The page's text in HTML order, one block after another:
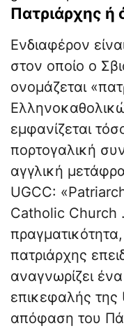
Πατριάρχης ή
Ενδιαφέρον
στον οποίο ο
ονομάζεται
εμφανίζεται
πορτογαλική
αγγλική
UGCC:
Catholic Church
πατριάρχης
αναγνωρίζει
επικεφαλής
απόφαση του